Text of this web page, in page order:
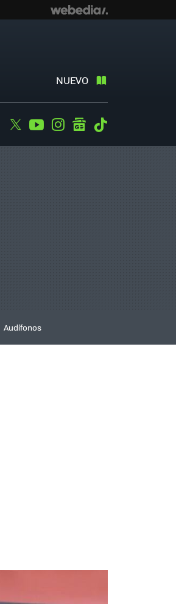
NUEVO
Facebook
TwitterYoutubeInstagramgooglenews
Audífonos